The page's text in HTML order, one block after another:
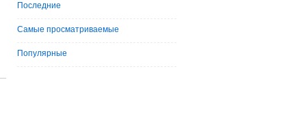
Последние
Самые просматриваемые
Популярные